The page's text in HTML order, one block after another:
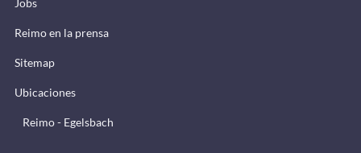
Reimo en la prensa
Sitemap
Ubicaciones
Reimo - Egelsbach